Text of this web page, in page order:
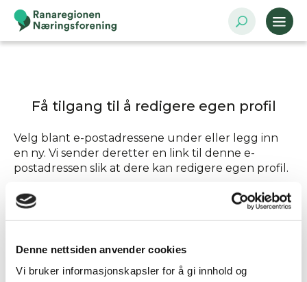
Denne nettsiden anvender cookies
Vi bruker informasjonskapsler for å gi innhold og
Få tilgang til å redigere egen profil
Velg blant e-postadressene under eller legg inn
en ny. Vi sender deretter en link til denne e-
postadressen slik at dere kan redigere egen profil.
Send tilgang til
Annen - Skriv inn e-postadresse selv